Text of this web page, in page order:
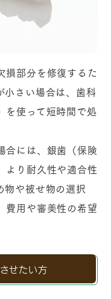
損部分を修復するた
小さい場合は、歯科
を使って短時間で処
合には、銀歯（保険
より耐久性や適合性
物や被せ物の選択
費用や審美性の希望
せたい方